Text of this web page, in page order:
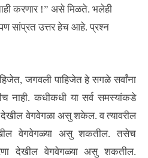
करणार !” असे मिळते. भलेही
सांप्रत उत्तर हेच आहे. प्रश्न
जगवली पाहिजेत हे सगळे सर्वांना
नाही. कधीकधी या सर्व समस्यांकडे
देखील वेगवेगळा असु शकेल. व त्यावरील
वेगवेगळ्या असु शकतील. तसेच
देखील वेगवेगळ्या असु शकतील.